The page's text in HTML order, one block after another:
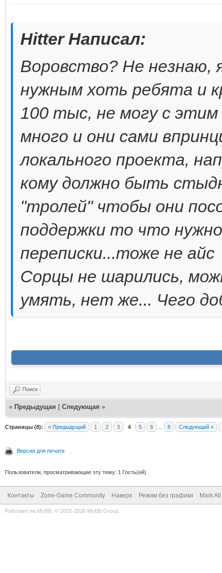
Hitter Написал:
Воровство? Не незнаю,
нужным хоть ребята и
100 тыс, не могу с этим
много и они сами
локального проекта,
кому должно быть
"тролей" чтобы они
поддержки то что
переписки...тоже не айс
Сорцы не шарились,
умять, нет же... Чего
Поиск
« Предыдущая Следующая »
Страницы (8): « Предыдущий 1 2 3 4 5 6 8 Следующий »
Версия для печати
Пользователи, просматривающие эту тему: 1 Гость(ей)
Контакты Zone-Game Community Наверх Режим без графики Mark
Работает на MyBB , © 2002-2026 MyBB Group